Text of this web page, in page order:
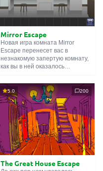
Mirror Escape
Новая игра комната Mirror
Escape перенесет вас в
незнакомую запертую комнату,
как вы в ней оказалось
смекалки попробуйте решить
все, приготовленные авторами
для вас, головоломки и найти
выход на свободу.
Внимательно осмотрите
помещение, возможно вы
сможете найти какие-нибудь
подсказки. Желаем удачи!
5.0 200
The Great House Escape